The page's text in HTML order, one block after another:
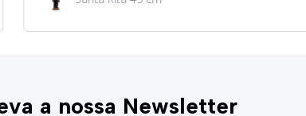
a nossa Newsletter